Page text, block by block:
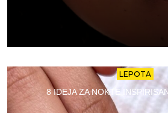
LEPOTA
8 IDEJA ZA NOKTE